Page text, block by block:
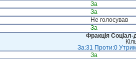
За
За
Не голосував
За
Фракція Соціал-
За:31 Проти:0
За